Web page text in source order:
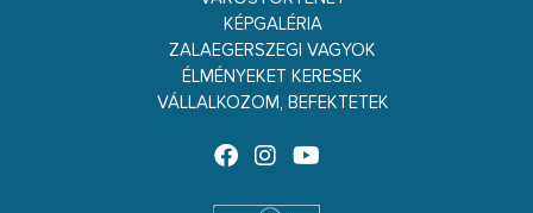
KÉPGALÉRIA
ZALAEGERSZEGI VAGYOK
ÉLMÉNYEKET KERESEK
VÁLLALKOZOM, BEFEKTETEK